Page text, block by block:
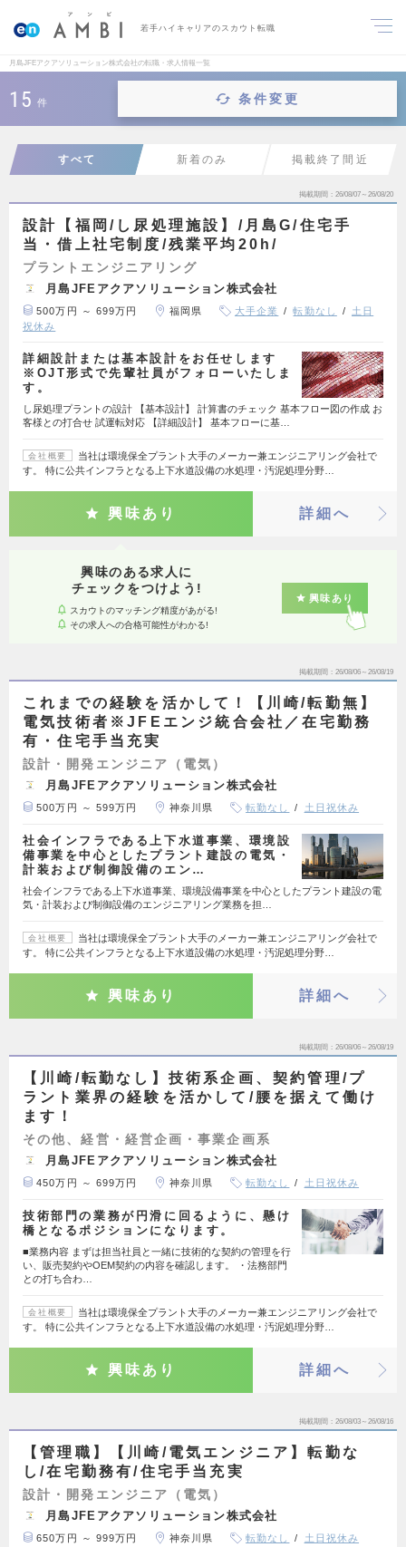
若手ハイキャリアのスカウト転職
月島JFEアクアソリューション株式会社の転職・求人情報一覧
15 件 条件変更
すべて 新着のみ 掲載終了間近
掲載期間 26/08/07～26/08/20
設計【福岡/し尿処理施設】/月島G/住宅手
当・借上社宅制度/残業平均20h/
プラントエンジニアリング
月島JFEアクアソリューション株式会社
500万円 ～ 699万円 福岡県 大手企業 転勤なし
土日
祝休み
詳細設計または基本設計をお任せします
※OJT形式で先輩社員がフォローいたしま
す。
し尿処理プラントの設計 【基本設計】 計算書のチェック 基本フロー図の作成 お
客様との打合せ 試運転対応 【詳細設計】 基本フローに基…
会社概要
当社は環境保全プラント大手のメーカー兼エンジニアリング会社で
す。 特に公共インフラとなる上下水道設備の水処理・汚泥処理分野…
興味あり 詳細へ
興味のある求人に
チェックをつけよう!
スカウトのマッチング精度があがる!
その求人への合格可能性がわかる!
興味あり
掲載期間 26/08/06～26/08/19
これまでの経験を活かして！【川崎/転勤無】
電気技術者※JFEエンジ統合会社／在宅勤務
有・住宅手当充実
設計・開発エンジニア（電気）
月島JFEアクアソリューション株式会社
500万円 ～ 599万円 神奈川県 転勤なし 土日祝休み
社会インフラである上下水道事業、環境設
備事業を中心としたプラント建設の電気・
計装および制御設備のエン…
社会インフラである上下水道事業、環境設備事業を中心としたプラント建設の電
気・計装および制御設備のエンジニアリング業務を担…
会社概要
当社は環境保全プラント大手のメーカー兼エンジニアリング会社で
す。 特に公共インフラとなる上下水道設備の水処理・汚泥処理分野…
興味あり 詳細へ
掲載期間 26/08/06～26/08/19
【川崎/転勤なし】技術系企画、契約管理/プ
ラント業界の経験を活かして/腰を据えて働け
ます！
その他、経営・経営企画・事業企画系
月島JFEアクアソリューション株式会社
450万円 ～ 699万円 神奈川県 転勤なし 土日祝休み
技術部門の業務が円滑に回るように、懸け
橋となるポジションになります。
■業務内容 まずは担当社員と一緒に技術的な契約の管理を行
い、販売契約やOEM契約の内容を確認します。 ・法務部門
との打ち合わ…
会社概要
当社は環境保全プラント大手のメーカー兼エンジニアリング会社で
す。 特に公共インフラとなる上下水道設備の水処理・汚泥処理分野…
興味あり 詳細へ
掲載期間 26/08/03～26/08/16
【管理職】【川崎/電気エンジニア】転勤な
し/在宅勤務有/住宅手当充実
設計・開発エンジニア（電気）
月島JFEアクアソリューション株式会社
650万円 ～ 999万円 神奈川県 転勤なし 土日祝休み